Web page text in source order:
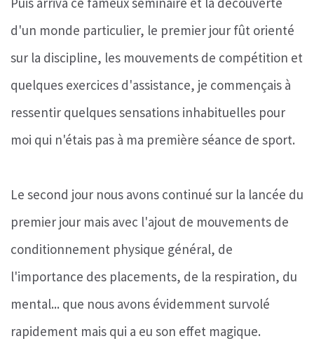
d'un monde particulier, le premier jour fût orienté
sur la discipline, les mouvements de compétition et
quelques exercices d'assistance, je commençais à
ressentir quelques sensations inhabituelles pour
moi qui n'étais pas à ma première séance de sport.
Le second jour nous avons continué sur la lancée du
premier jour mais avec l'ajout de mouvements de
conditionnement physique général, de
l'importance des placements, de la respiration, du
mental... que nous avons évidemment survolé
rapidement mais qui a eu son effet magique.